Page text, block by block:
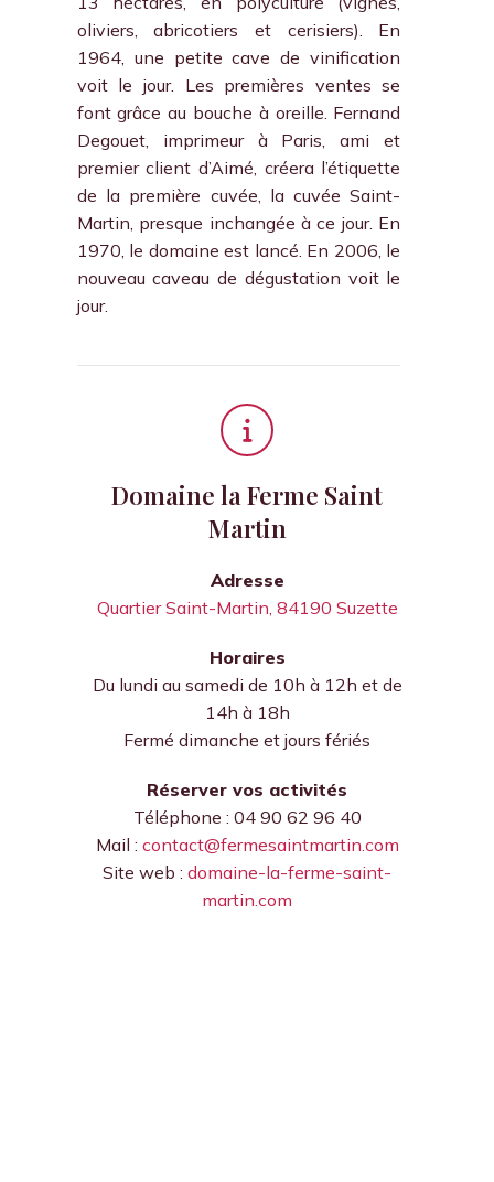
oliviers, abricotiers et cerisiers). En
1964, une petite cave de vinification
voit le jour. Les premières ventes se
font grâce au bouche à oreille. Fernand
Degouet, imprimeur à Paris, ami et
premier client d’Aimé, créera l’étiquette
de la première cuvée, la cuvée Saint-
Martin, presque inchangée à ce jour. En
1970, le domaine est lancé. En 2006, le
nouveau caveau de dégustation voit le
jour.
Domaine la Ferme Saint
Martin
Adresse
Quartier Saint-Martin, 84190 Suzette
Horaires
Du lundi au samedi de 10h à 12h et de
14h à 18h
Fermé dimanche et jours fériés
Réserver vos activités
Téléphone : 04 90 62 96 40
Mail : contact@fermesaintmartin.com
Site web : domaine-la-ferme-saint-
martin.com